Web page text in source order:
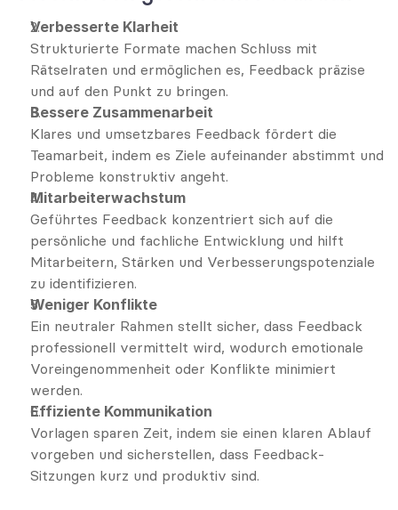
Verbesserte Klarheit
Strukturierte Formate machen Schluss mit
Rätselraten und ermöglichen es, Feedback präzise
und auf den Punkt zu bringen.
Bessere Zusammenarbeit
Klares und umsetzbares Feedback fördert die
Teamarbeit, indem es Ziele aufeinander abstimmt und
Probleme konstruktiv angeht.
Mitarbeiterwachstum
Geführtes Feedback konzentriert sich auf die
persönliche und fachliche Entwicklung und hilft
Mitarbeitern, Stärken und Verbesserungspotenziale
zu identifizieren.
Weniger Konflikte
Ein neutraler Rahmen stellt sicher, dass Feedback
professionell vermittelt wird, wodurch emotionale
Voreingenommenheit oder Konflikte minimiert
werden.
Effiziente Kommunikation
Vorlagen sparen Zeit, indem sie einen klaren Ablauf
vorgeben und sicherstellen, dass Feedback-
Sitzungen kurz und produktiv sind.